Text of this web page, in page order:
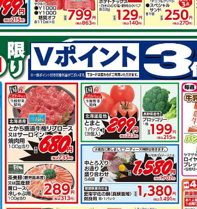
鶏もも肉で作れるレシピ
しょうが香る 鶏もも肉と
ナスの炒め物